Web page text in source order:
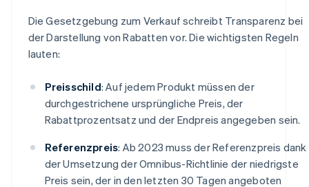
Die Gesetzgebung zum Verkauf schreibt Transparenz bei
der Darstellung von Rabatten vor. Die wichtigsten Regeln
lauten:
Preisschild: Auf jedem Produkt müssen der
durchgestrichene ursprüngliche Preis, der
Rabattprozentsatz und der Endpreis angegeben sein.
Referenzpreis: Ab 2023 muss der Referenzpreis dank
der Umsetzung der Omnibus-Richtlinie der niedrigste
Preis sein, der in den letzten 30 Tagen angeboten